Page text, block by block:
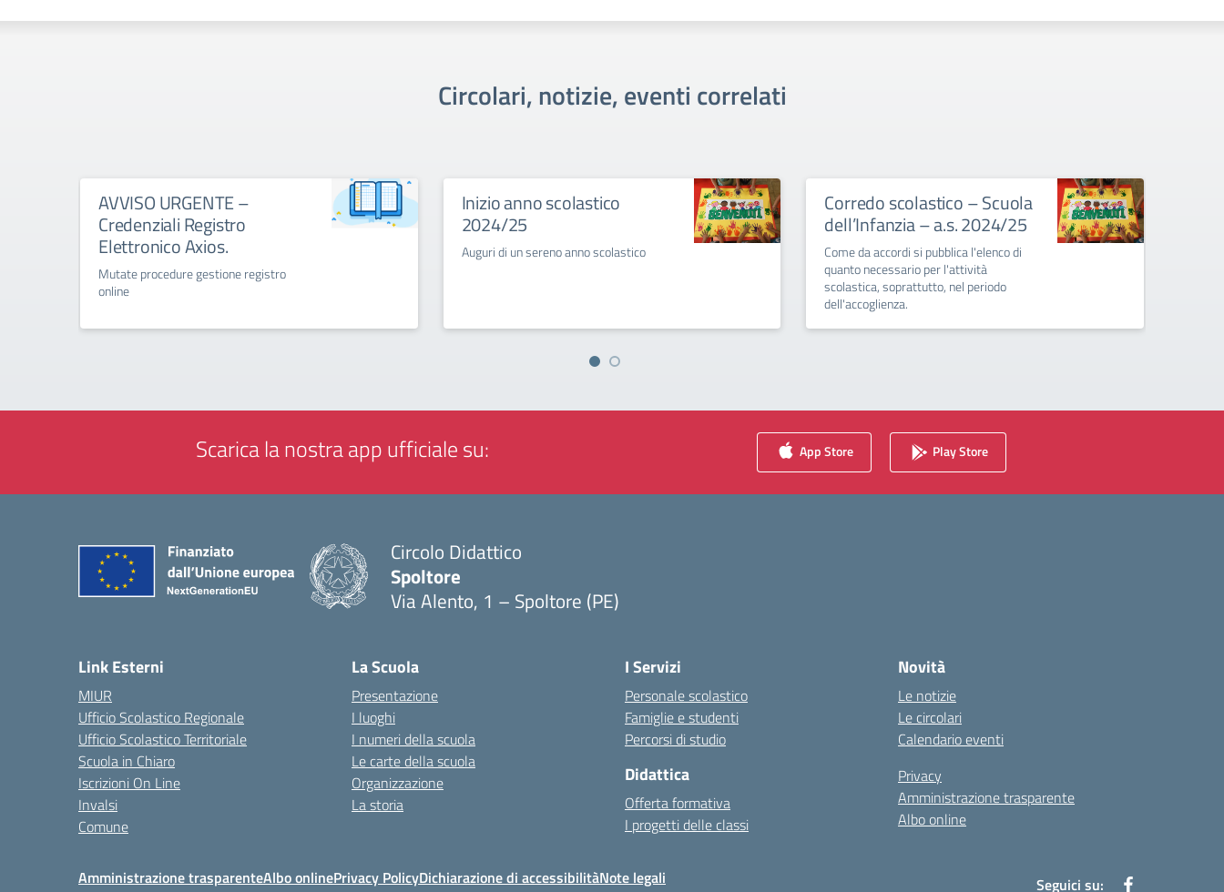
Circolari, notizie, eventi correlati
AVVISO URGENTE –
Credenziali Registro
Elettronico Axios.
Mutate procedure gestione registro
online
Inizio anno scolastico
2024/25
Auguri di un sereno anno scolastico
Corredo scolastico – Scuola
dell’Infanzia – a.s. 2024/25
Come da accordi si pubblica l'elenco di
quanto necessario per l'attività
scolastica, soprattutto, nel periodo
dell'accoglienza.
Scarica la nostra app ufficiale su: App Store Play Store
Circolo Didattico
Spoltore
Via Alento, 1 – Spoltore (PE)
Link Esterni
MIUR
Ufficio Scolastico Regionale
Ufficio Scolastico Territoriale
Scuola in Chiaro
Iscrizioni On Line
Invalsi
Comune
La Scuola
Presentazione
I luoghi
I numeri della scuola
Le carte della scuola
Organizzazione
La storia
I Servizi
Personale scolastico
Famiglie e studenti
Percorsi di studio
Didattica
Offerta formativa
I progetti delle classi
Novità
Le notizie
Le circolari
Calendario eventi
Privacy
Amministrazione trasparente
Albo online
Amministrazione trasparenteAlbo onlinePrivacy PolicyDichiarazione di accessibilitàNote legali Seguici su: